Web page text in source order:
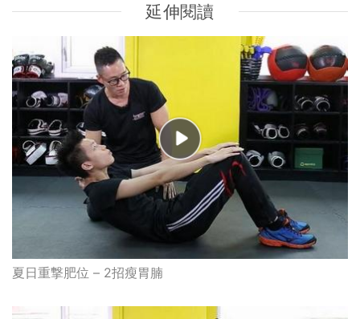
延伸閱讀
夏日重撃肥位 – 2招瘦胃腩